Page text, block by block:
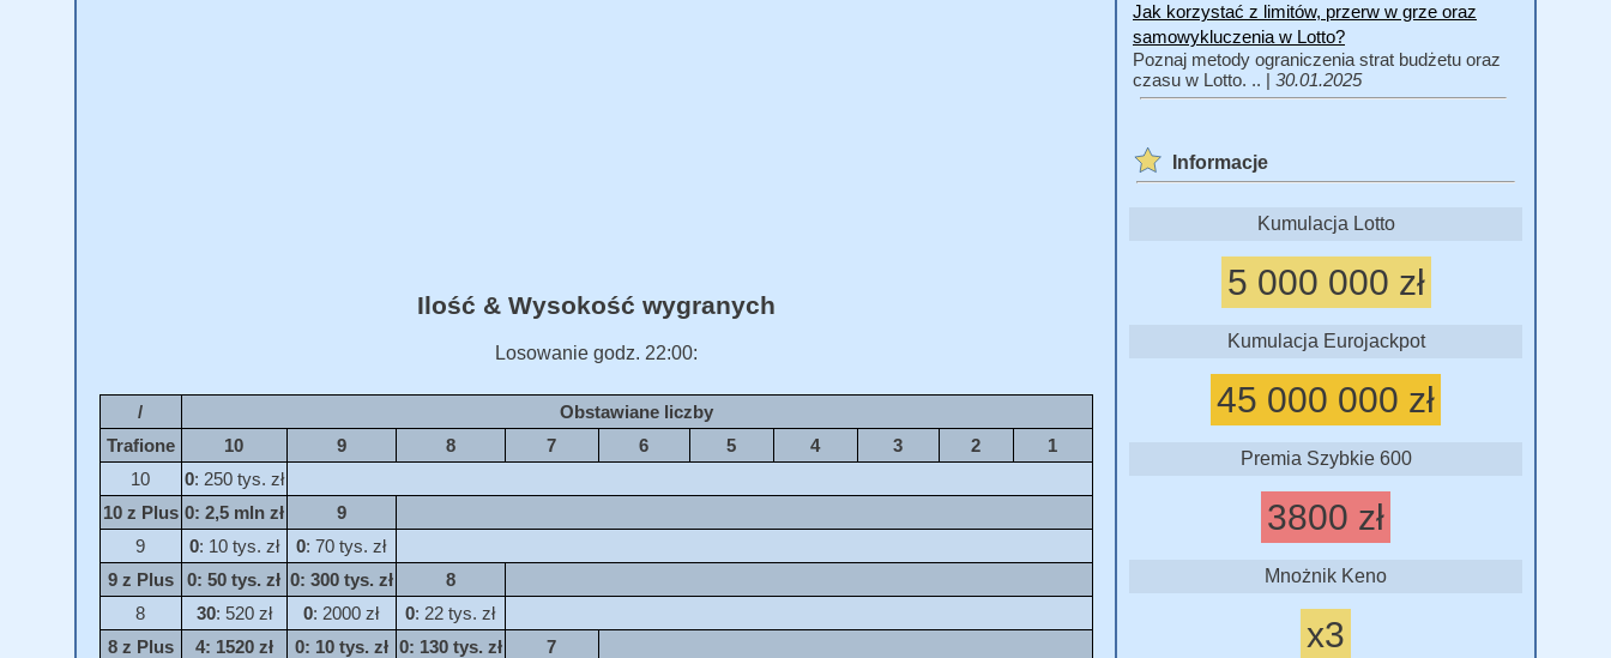
Ilość & Wysokość wygranych
Losowanie godz. 22:00:
/
Obstawiane liczby
Trafione
10 9 8 7 6 5 4 3 2
1
10
0: 250 tys. zł
10 z Plus 0: 2,5 mln zł
9
9
0: 10 tys. zł 0: 70 tys. zł
9 z Plus
0: 50 tys. zł 0: 300 tys. zł
8
8
30: 520 zł 0: 2000 zł 0: 22 tys. zł
8 z Plus
4: 1520 zł 0: 10 tys. zł 0: 130 tys. zł
7
Jak korzystać z limitów, przerw w grze oraz
samowykluczenia w Lotto?
Poznaj metody ograniczenia strat budżetu oraz
czasu w Lotto. .. | 30.01.2025
Informacje
Kumulacja Lotto
5 000 000 zł
Kumulacja Eurojackpot
45 000 000 zł
Premia Szybkie 600
3800 zł
Mnożnik Keno
x3